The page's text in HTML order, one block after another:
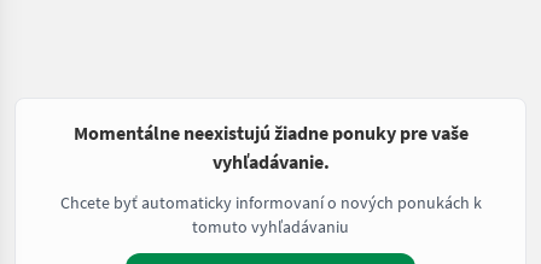
Momentálne neexistujú žiadne ponuky pre vaše
vyhľadávanie.
Chcete byť automaticky informovaní o nových ponukách k
tomuto vyhľadávaniu